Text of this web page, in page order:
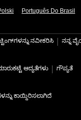
Português Do Brasil
ನವೀಕರಿಸಿ ನನ್ನ
ಆದ್ಯತೆಗಳು ಗೌಪ್ಯತೆ
ಕಾಯ್ದಿರಿಸಲಾಗಿದೆ